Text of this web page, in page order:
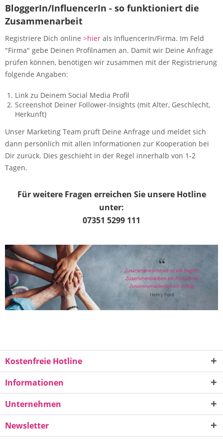
BloggerIn/InfluencerIn - so funktioniert die
Zusammenarbeit
Registriere Dich online >hier als InfluencerIn/Firma. Im Feld
"Firma" gebe Deinen Profilnamen an. Damit wir Deine Anfrage
prüfen können, benötigen wir zusammen mit der Registrierung
folgende Angaben:
Link zu Deinem Social Media Profil
Screenshot Deiner Follower-Insights (mit Alter, Geschlecht,
Herkunft)
Unser Marketing Team prüft Deine Anfrage und meldet sich
dann persönlich mit allen Informationen zur Kooperation bei
Dir zurück. Dies geschieht in der Regel innerhalb von 1-2
Tagen.
Für weitere Fragen erreichen Sie unsere Hotline
unter:
07351 5299 111
Kostenfreie Hotline
Informationen
Unternehmen
Newsletter